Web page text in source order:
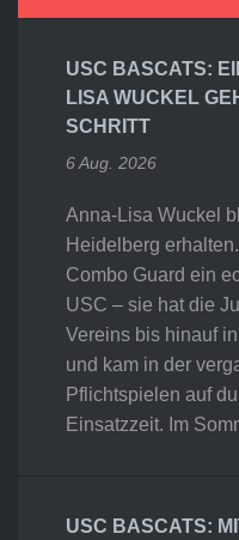
USC BASCATS:
LISA WUCKEL
SCHRITT
6 Aug. 2026
Anna-Lisa Wuckel
Heidelberg
Combo Guard ein
USC – sie hat die
Vereins bis hinauf
und kam in der
Pflichtspielen auf
Einsatzzeit. Im
USC BASCATS: